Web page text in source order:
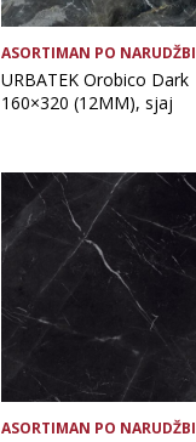
ASORTIMAN PO NARUDŽBI
URBATEK Orobico Dark
160×320 (12MM), sjaj
ASORTIMAN PO NARUDŽBI